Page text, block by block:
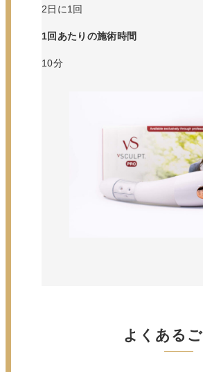
2日に1回
1回あたりの施術時間
10分
よくある